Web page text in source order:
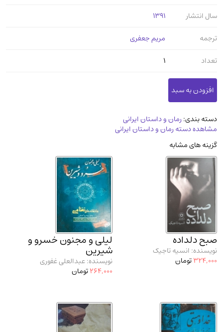
سال انتشار
1391
ترجمه
مریم جعفری
تعداد
1
دسته بندی:رمان و داستان ایرانی
مشاهده دسته رمان و داستان ایرانی
گزینه های مشابه
صبح دلداده
نویسنده: انسیه تاجیک
324,000تومان
لیلی و مجنون خسرو و
شیرین
نویسنده: عبدالعلی غفوری
264,000تومان